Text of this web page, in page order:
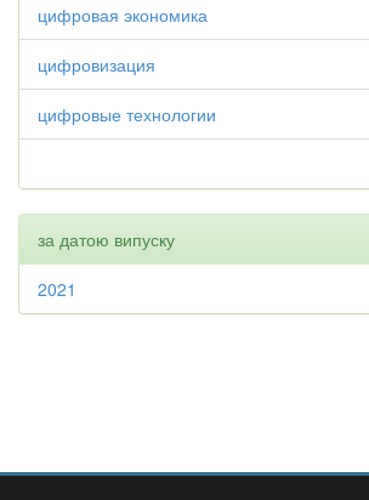
цифровая экономика
цифровизация
цифровые технологии
за датою випуску
2021